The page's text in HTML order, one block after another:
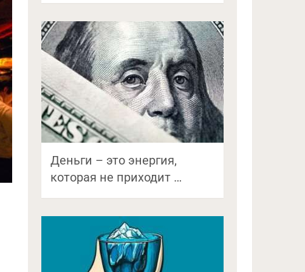
Деньги – это энергия,
которая не приходит …